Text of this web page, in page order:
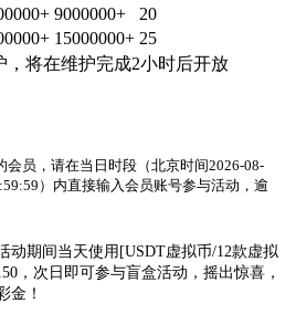
9000000+
20
15000000+ 25
将在维护完成2小时后开放
员，请在当日时段（北京时间2026-08-
）内直接输入会员账号参与活动，逾
动期间当天使用[USDT虚拟币/12款虚拟
，次日即可参与盲盒活动，摇出惊喜，
金！